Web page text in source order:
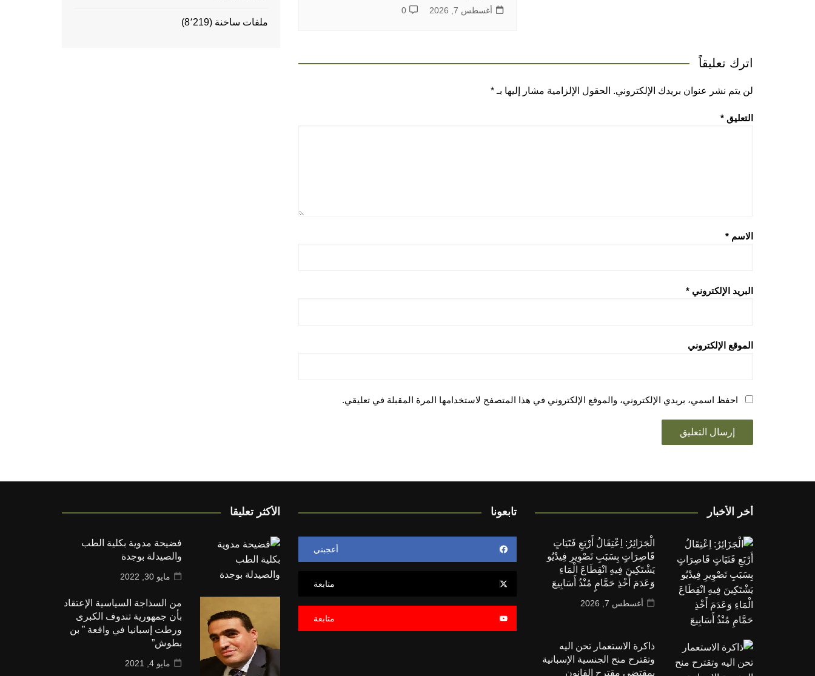
أغسطس 7, 2026 0
اترك تعليقاً
لن يتم نشر عنوان بريدك الإلكتروني. الحقول الإلزامية مشار إليها بـ *
التعليق *
الاسم *
البريد الإلكتروني *
الموقع الإلكتروني
احفظ اسمي، بريدي الإلكتروني، والموقع الإلكتروني في هذا المتصفح لاستخدامها المرة المقبلة في تعليقي.
ملفات ساخنة (8٬219)
أخر الأخبار
الْجَزَائِرُ: اِعْتِقَالُ أَرْبَعِ فَتَيَاتٍ
قَاصِرَاتٍ بِسَبَبِ تَصْوِيرِ فِيدْيُو
يَشْتَكِينَ فِيهِ انْقِطَاعَ الْمَاءِ
وَعَدَمَ أَخْذِ حَمَّامٍ مُنْذُ أَسَابِيعَ
أغسطس 7, 2026
ذاكرة الاستعمار تحن اليه
وتقترح منح الجنسية الإسبانية
بمقتضى مقترح القانون
تابعونا
أعجبني
متابعة
متابعة
الأكثر تعليقا
فضيحة مدوية بكلية الطب
والصيدلة بوجدة
مايو 30, 2022
من السذاجة السياسية الإعتقاد
بأن جمهورية تندوف الكبرى
ورطت إسبانيا في واقعة ” بن
بطوش”
مايو 4, 2021